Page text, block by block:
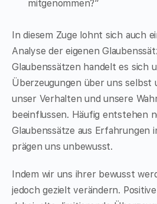
mitgenommen?“
In diesem Zuge lohnt sich auch
Analyse der eigenen
Glaubenssätzen handelt es sich
Überzeugungen über uns selbst
unser Verhalten und unsere
beeinflussen. Häufig entstehen
Glaubenssätze aus Erfahrungen
prägen uns unbewusst.
Indem wir uns ihrer bewusst
jedoch gezielt verändern.